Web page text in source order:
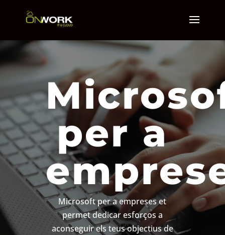
per a
Microsoft per a empreses et
permet dedicar esforços a
aconseguir els teus objectius de